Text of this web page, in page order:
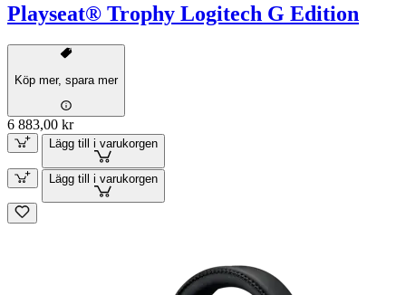
Playseat® Trophy Logitech G Edition
Köp mer, spara mer
6 883,00 kr
Lägg till i varukorgen
Lägg till i varukorgen